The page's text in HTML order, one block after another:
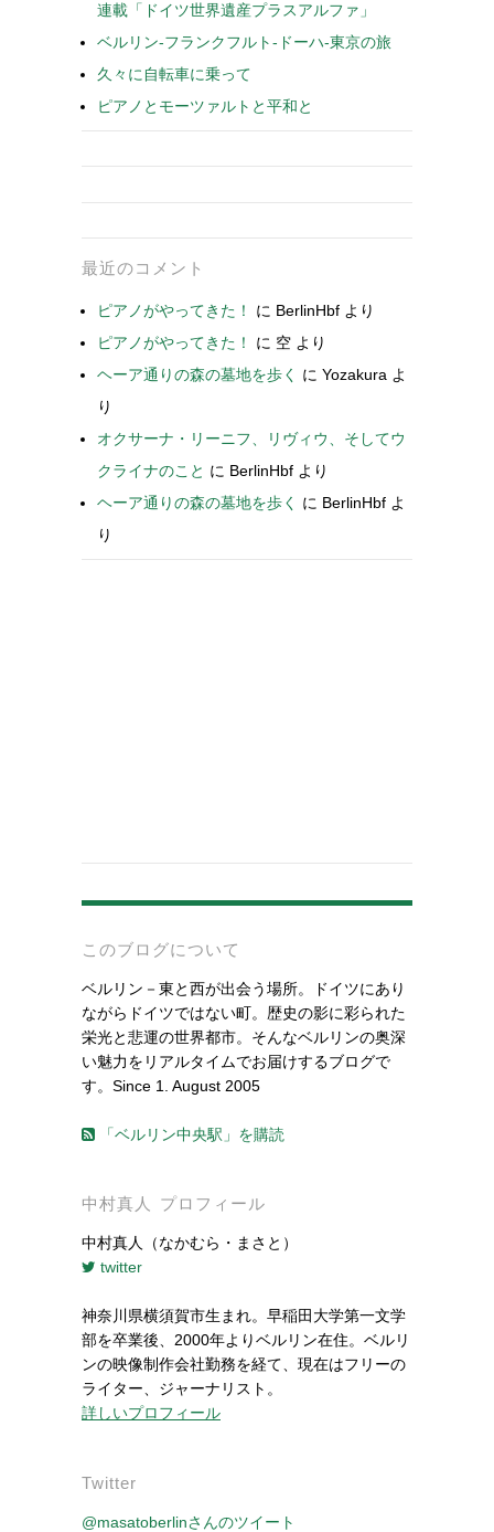
連載「ドイツ世界遺産プラスアルファ」
ベルリン-フランクフルト-ドーハ-東京の旅
久々に自転車に乗って
ピアノとモーツァルトと平和と
最近のコメント
ピアノがやってきた！ に BerlinHbf より
ピアノがやってきた！
に 空 より
ヘーア通りの森の墓地を歩く
に Yozakura よ
り
オクサーナ・リーニフ、リヴィウ、そしてウ
クライナのこと に BerlinHbf より
ヘーア通りの森の墓地を歩く
に BerlinHbf よ
り
このブログについて
ベルリン－東と西が出会う場所。ドイツにあり
ながらドイツではない町。歴史の影に彩られた
栄光と悲運の世界都市。そんなベルリンの奥深
い魅力をリアルタイムでお届けするブログで
す。Since 1. August 2005
「ベルリン中央駅」を購読
中村真人 プロフィール
中村真人（なかむら・まさと）
twitter
神奈川県横須賀市生まれ。早稲田大学第一文学
部を卒業後、2000年よりベルリン在住。ベルリ
ンの映像制作会社勤務を経て、現在はフリーの
ライター、ジャーナリスト。
詳しいプロフィール
Twitter
@masatoberlinさんのツイート